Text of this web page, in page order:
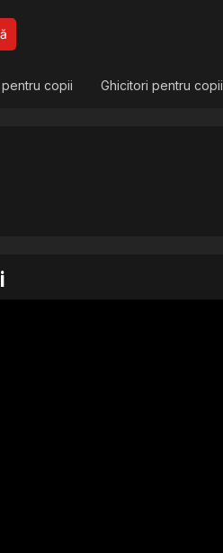
copii Ghicitori pentru copii